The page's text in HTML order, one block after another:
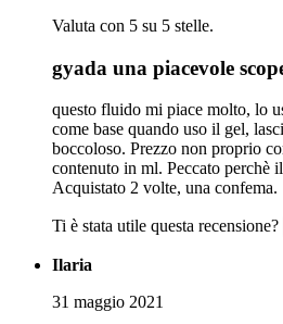
Valuta con 5 su 5 stelle.
gyada una piacevole
questo fluido mi piace molto, lo
come base quando uso il gel,
boccoloso. Prezzo non proprio
contenuto in ml. Peccato perchè
Acquistato 2 volte, una confema.
Ti è stata utile questa recensione?
Ilaria
31 maggio 2021